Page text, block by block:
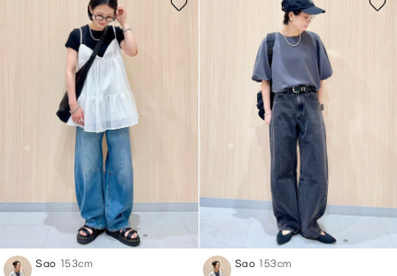
Sao 153cm
Sao 153cm